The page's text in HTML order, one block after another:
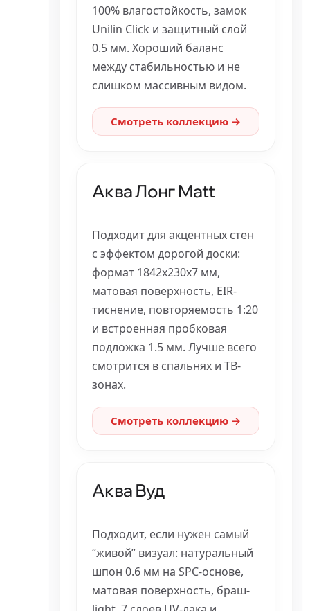
100% влагостойкость, замок
Unilin Click и защитный слой
0.5 мм. Хороший баланс
между стабильностью и не
слишком массивным видом.
Смотреть коллекцию →
Аква Лонг Matt
Подходит для акцентных стен
с эффектом дорогой доски:
формат 1842x230x7 мм,
матовая поверхность, EIR-
тиснение, повторяемость 1:20
и встроенная пробковая
подложка 1.5 мм. Лучше всего
смотрится в спальнях и ТВ-
зонах.
Смотреть коллекцию →
Аква Вуд
Подходит, если нужен самый
“живой” визуал: натуральный
шпон 0.6 мм на SPC-основе,
матовая поверхность, браш-